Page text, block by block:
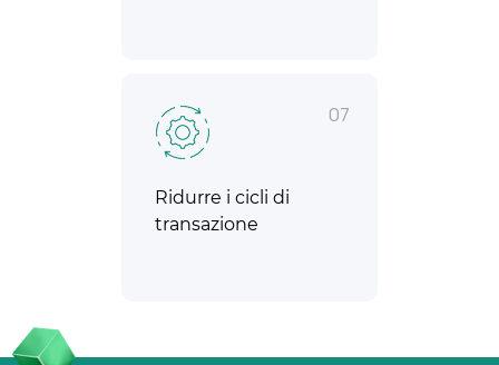
07
Ridurre i cicli di
transazione